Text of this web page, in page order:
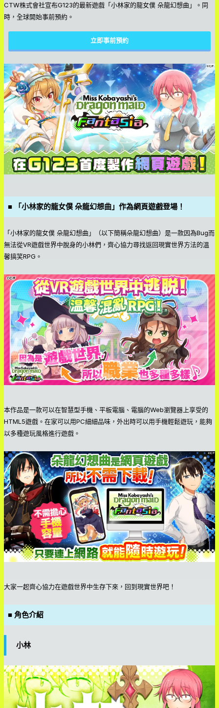
CTW株式會社宣布G123的最新遊戲「小林家的龍女僕 朵龍幻想曲」。同
時，全球開始事前預約。
立即事前預約
■ 「小林家的龍女僕 朵龍幻想曲」作為網頁遊戲登場！
「小林家的龍女僕 朵龍幻想曲」（以下簡稱朵龍幻想曲）是一款因為Bug而
無法從VR遊戲世界中脫身的小林們，齊心協力尋找返回現實世界方法的溫
馨搞笑RPG。
本作品是一款可以在智慧型手機、平板電腦、電腦的Web瀏覽器上享受的
HTML5遊戲。在家可以用PC細細品味，外出時可以用手機輕鬆遊玩，能夠
以多種遊玩風格進行遊戲。
大家一起齊心協力在遊戲世界中生存下來，回到現實世界吧！
■ 角色介紹
小林